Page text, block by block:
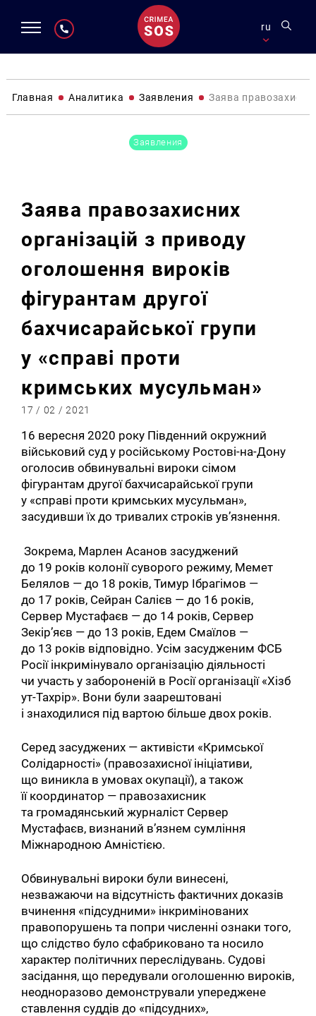
ru
Главная Аналитика Заявления Заява
Заявления
Заява правозахисних
організацій з приводу
оголошення вироків
фігурантам другої
бахчисарайської групи
у «справі проти
кримських мусульман»
17 / 02 / 2021
16 вересня 2020 року Південний окружний
військовий суд у російському Ростові-на-Дону
оголосив обвинувальні вироки сімом
фігурантам другої бахчисарайської групи
у «справі проти кримських мусульман»,
засудивши їх до тривалих строків ув’язнення.
Зокрема, Марлен Асанов засуджений
до 19 років колонії суворого режиму, Мемет
Белялов — до 18 років, Тимур Ібрагімов —
до 17 років, Сейран Салієв — до 16 років,
Сервер Мустафаєв — до 14 років, Сервер
Зекір’яєв — до 13 років, Едем Смаїлов —
до 13 років відповідно. Усім засудженим ФСБ
Росії інкримінувало організацію діяльності
чи участь у забороненій в Росії організації «Хізб
ут-Тахрір». Вони були заарештовані
і знаходилися під вартою більше двох років.
Серед засуджених — активісти «Кримської
Солідарності» (правозахисної ініціативи,
що виникла в умовах окупації), а також
її координатор — правозахисник
та громадянський журналіст Сервер
Мустафаєв, визнаний в’язнем сумління
Міжнародною Амністією.
Обвинувальні вироки були винесені,
незважаючи на відсутність фактичних доказів
вчинення «підсудними» інкримінованих
правопорушень та попри численні ознаки того,
що слідство було сфабриковано та носило
характер політичних переслідувань. Судові
засідання, що передували оголошенню вироків,
неодноразово демонстрували упереджене
ставлення суддів до «підсудних»,